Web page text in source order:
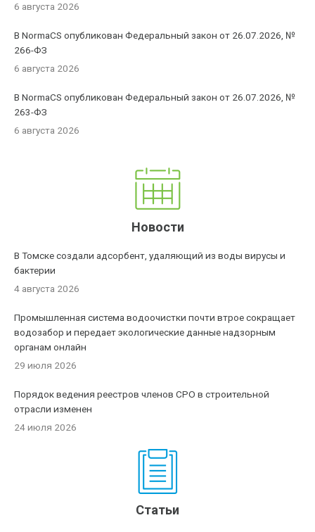
6 августа 2026
В NormaCS опубликован Федеральный закон от 26.07.2026, №
266-ФЗ
6 августа 2026
В NormaCS опубликован Федеральный закон от 26.07.2026, №
263-ФЗ
6 августа 2026
Новости
В Томске создали адсорбент, удаляющий из воды вирусы и
бактерии
4 августа 2026
Промышленная система водоочистки почти втрое сокращает
водозабор и передает экологические данные надзорным
органам онлайн
29 июля 2026
Порядок ведения реестров членов СРО в строительной
отрасли изменен
24 июля 2026
Статьи